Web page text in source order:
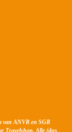
van ANVR en SGR